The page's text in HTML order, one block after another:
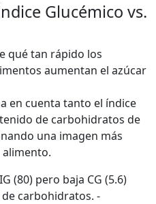
Glucémico vs.
qué tan rápido los
aumentan el azúcar
en cuenta tanto el índice
de carbohidratos de
una imagen más
(80) pero baja CG (5.6)
carbohidratos. -